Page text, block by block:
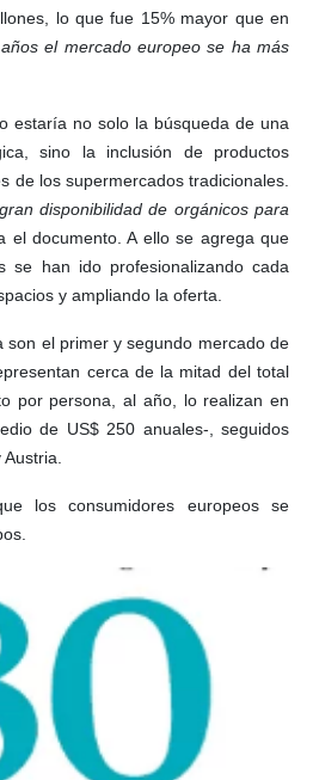
lo que fue 15% mayor que en
el mercado europeo se ha más
estaría no solo la búsqueda de una
sino la inclusión de productos
de los supermercados tradicionales.
disponibilidad de orgánicos para
el documento. A ello se agrega que
se han ido profesionalizando cada
y ampliando la oferta.
son el primer y segundo mercado de
cerca de la mitad del total
por persona, al año, lo realizan en
de US$ 250 anuales-, seguidos
los consumidores europeos se